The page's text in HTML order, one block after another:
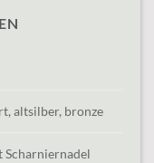
altsilber, bronze
Scharniernadel